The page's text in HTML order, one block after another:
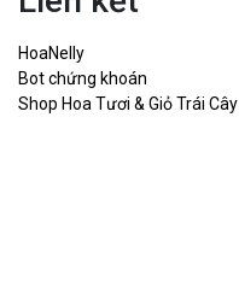
HoaNelly
Bot chứng khoán
Shop Hoa Tươi & Giỏ Trái Cây